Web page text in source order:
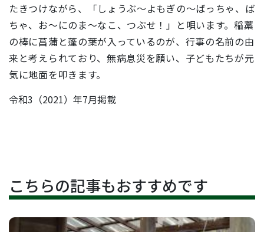
たきつけながら、「しょうぶ～よもぎの～ばっちゃ、ば
ちゃ、お～にのま～なこ、つぶせ！」と唄います。稲藁
の棒に菖蒲と蓬の葉が入っているのが、行事の名前の由
来と考えられており、無病息災を願い、子どもたちが元
気に地面を叩きます。
令和3（2021）年7月掲載
こちらの記事もおすすめです